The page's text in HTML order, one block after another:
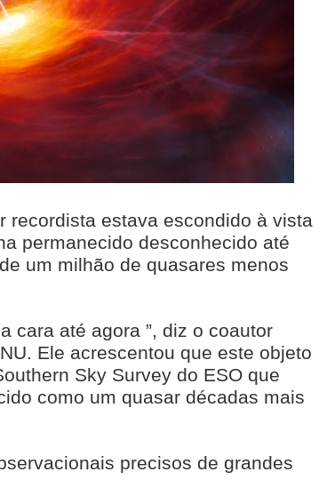
recordista estava escondido à vista
permanecido desconhecido até
um milhão de quasares menos
cara até agora ”, diz o coautor
Ele acrescentou que este objeto
Sky Survey do ESO que
como um quasar décadas mais
precisos de grandes